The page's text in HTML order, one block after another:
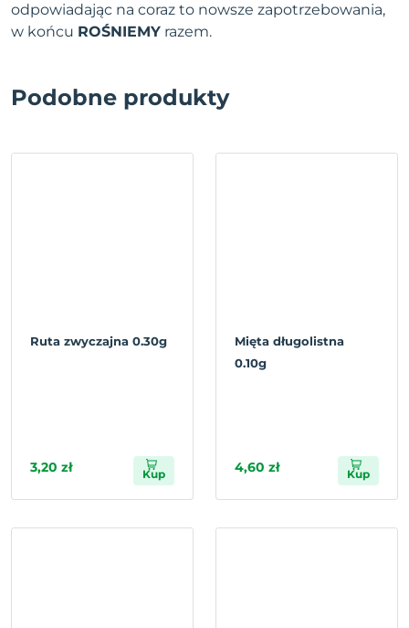
odpowiadając na coraz to nowsze zapotrzebowania,
w końcu ROŚNIEMY razem.
Podobne produkty
Ruta zwyczajna 0.30g
3,20 zł Kup
Mięta długolistna
0.10g
4,60 zł Kup